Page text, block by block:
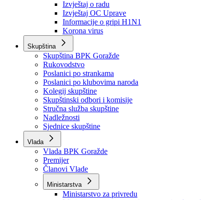
Obavještenja i izvještaji
Obavještenja Vlade
Izvještajno prognozna služba Ministarstva privrede
Izvještaj o radu
Izvještaj OC Uprave
Informacije o gripi H1N1
Korona virus
Skupština
Skupština BPK Goražde
Rukovodstvo
Poslanici po strankama
Poslanici po klubovima naroda
Kolegij skupštine
Skupštinski odbori i komisije
Stručna služba skupštine
Nadležnosti
Sjednice skupštine
Vlada
Vlada BPK Goražde
Premijer
Članovi Vlade